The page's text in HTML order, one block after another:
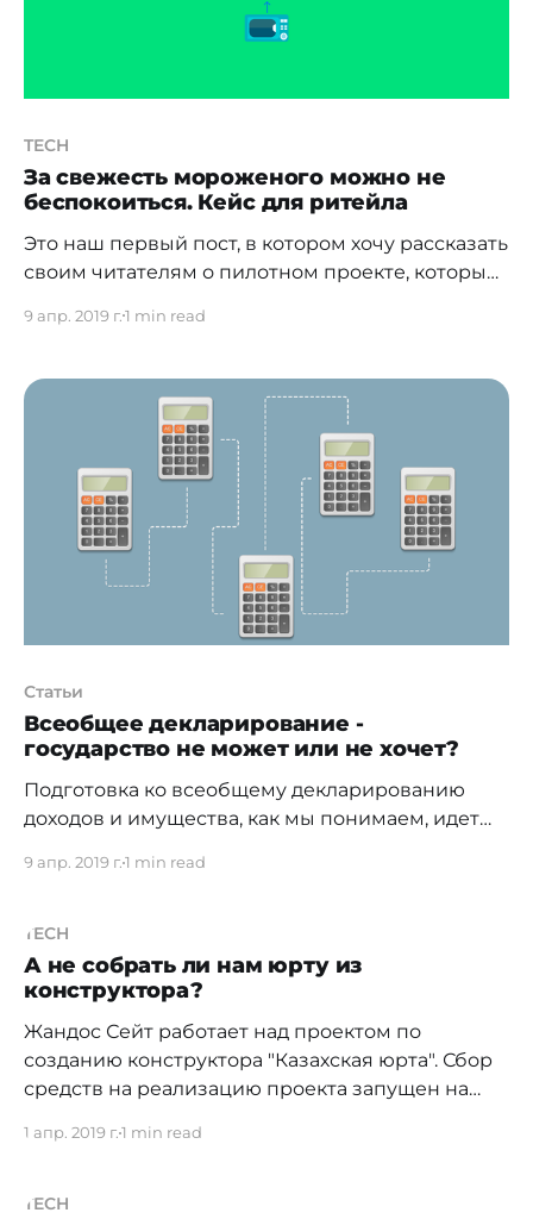
TECH
За свежесть мороженого можно не
беспокоиться. Кейс для ритейла
Это наш первый пост, в котором хочу рассказать
своим читателям о пилотном проекте, который
производителем оборудования Вега-Абсолют,
LoRaWAN, он чрезвычайно эффективен и прост
в реализации. Решение помогает снизить
риски преждевременной порчи товара до 30%.
Проблема Стоит ли говорить, что
несоблюдение
9 апр. 2019 г.1 min read
Статьи
Всеобщее декларирование -
государство не может или не хочет?
Подготовка ко всеобщему декларированию
доходов и имущества, как мы понимаем, идет
откладывается вновь и вновь. В РК будет создан
минюста, существующие системы неспособны
справиться с предстоящей нагрузкой. Новый
портал сможет принять запросы от миллиона
пользователей одновременно
9 апр. 2019 г.1 min read
TECH
А не собрать ли нам юрту из
конструктора?
Жандос Сейт работает над проектом по
созданию конструктора "Казахская юрта". Сбор
средств на реализацию проекта запущен на
словам Жандоса, найти интересные сувениры,
Рынок подобных товаров уже давно заполнен
1 апр. 2019 г.1 min read
TECH